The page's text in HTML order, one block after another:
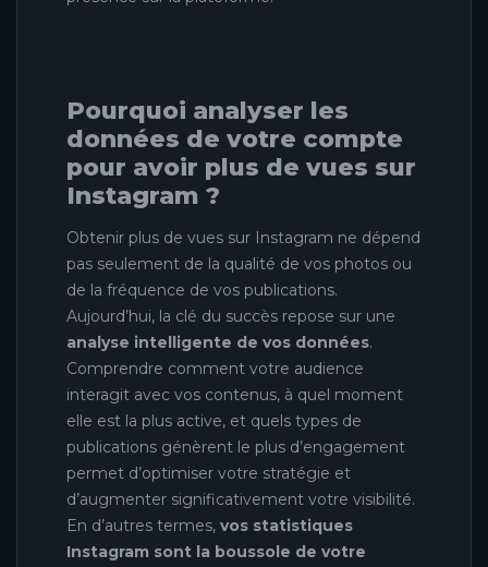
Pourquoi analyser les
données de votre compte
pour avoir plus de vues sur
Instagram ?
Obtenir plus de vues sur Instagram ne dépend
pas seulement de la qualité de vos photos ou
de la fréquence de vos publications.
Aujourd’hui, la clé du succès repose sur une
analyse intelligente de vos données.
Comprendre comment votre audience
interagit avec vos contenus, à quel moment
elle est la plus active, et quels types de
publications génèrent le plus d’engagement
permet d’optimiser votre stratégie et
d’augmenter significativement votre visibilité.
En d’autres termes, vos statistiques
Instagram sont la boussole de votre